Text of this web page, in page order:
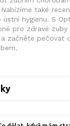
také
hygienu. S
pro zdravé zuby
začněte pečovat